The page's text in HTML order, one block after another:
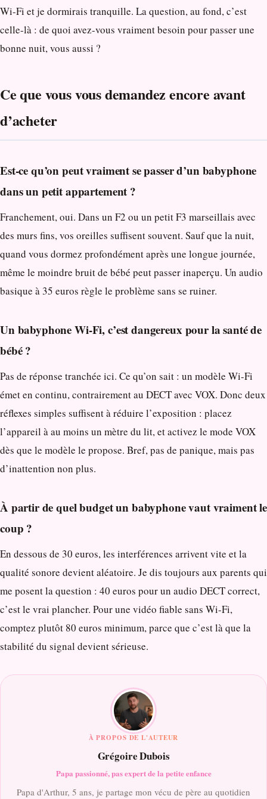
Wi-Fi et je dormirais tranquille. La question, au fond, c’est
celle-là : de quoi avez-vous vraiment besoin pour passer une
bonne nuit, vous aussi ?
Ce que vous vous demandez encore avant
d’acheter
Est-ce qu’on peut vraiment se passer d’un babyphone
dans un petit appartement ?
Franchement, oui. Dans un F2 ou un petit F3 marseillais avec
des murs fins, vos oreilles suffisent souvent. Sauf que la nuit,
quand vous dormez profondément après une longue journée,
même le moindre bruit de bébé peut passer inaperçu. Un audio
basique à 35 euros règle le problème sans se ruiner.
Un babyphone Wi-Fi, c’est dangereux pour la santé de
bébé ?
Pas de réponse tranchée ici. Ce qu’on sait : un modèle Wi-Fi
émet en continu, contrairement au DECT avec VOX. Donc deux
réflexes simples suffisent à réduire l’exposition : placez
l’appareil à au moins un mètre du lit, et activez le mode VOX
dès que le modèle le propose. Bref, pas de panique, mais pas
d’inattention non plus.
À partir de quel budget un babyphone vaut vraiment le
coup ?
En dessous de 30 euros, les interférences arrivent vite et la
qualité sonore devient aléatoire. Je dis toujours aux parents qui
me posent la question : 40 euros pour un audio DECT correct,
c’est le vrai plancher. Pour une vidéo fiable sans Wi-Fi,
comptez plutôt 80 euros minimum, parce que c’est là que la
stabilité du signal devient sérieuse.
À PROPOS DE L'AUTEUR
Grégoire Dubois
Papa passionné, pas expert de la petite enfance
Papa d'Arthur, 5 ans, je partage mon vécu de père au quotidien